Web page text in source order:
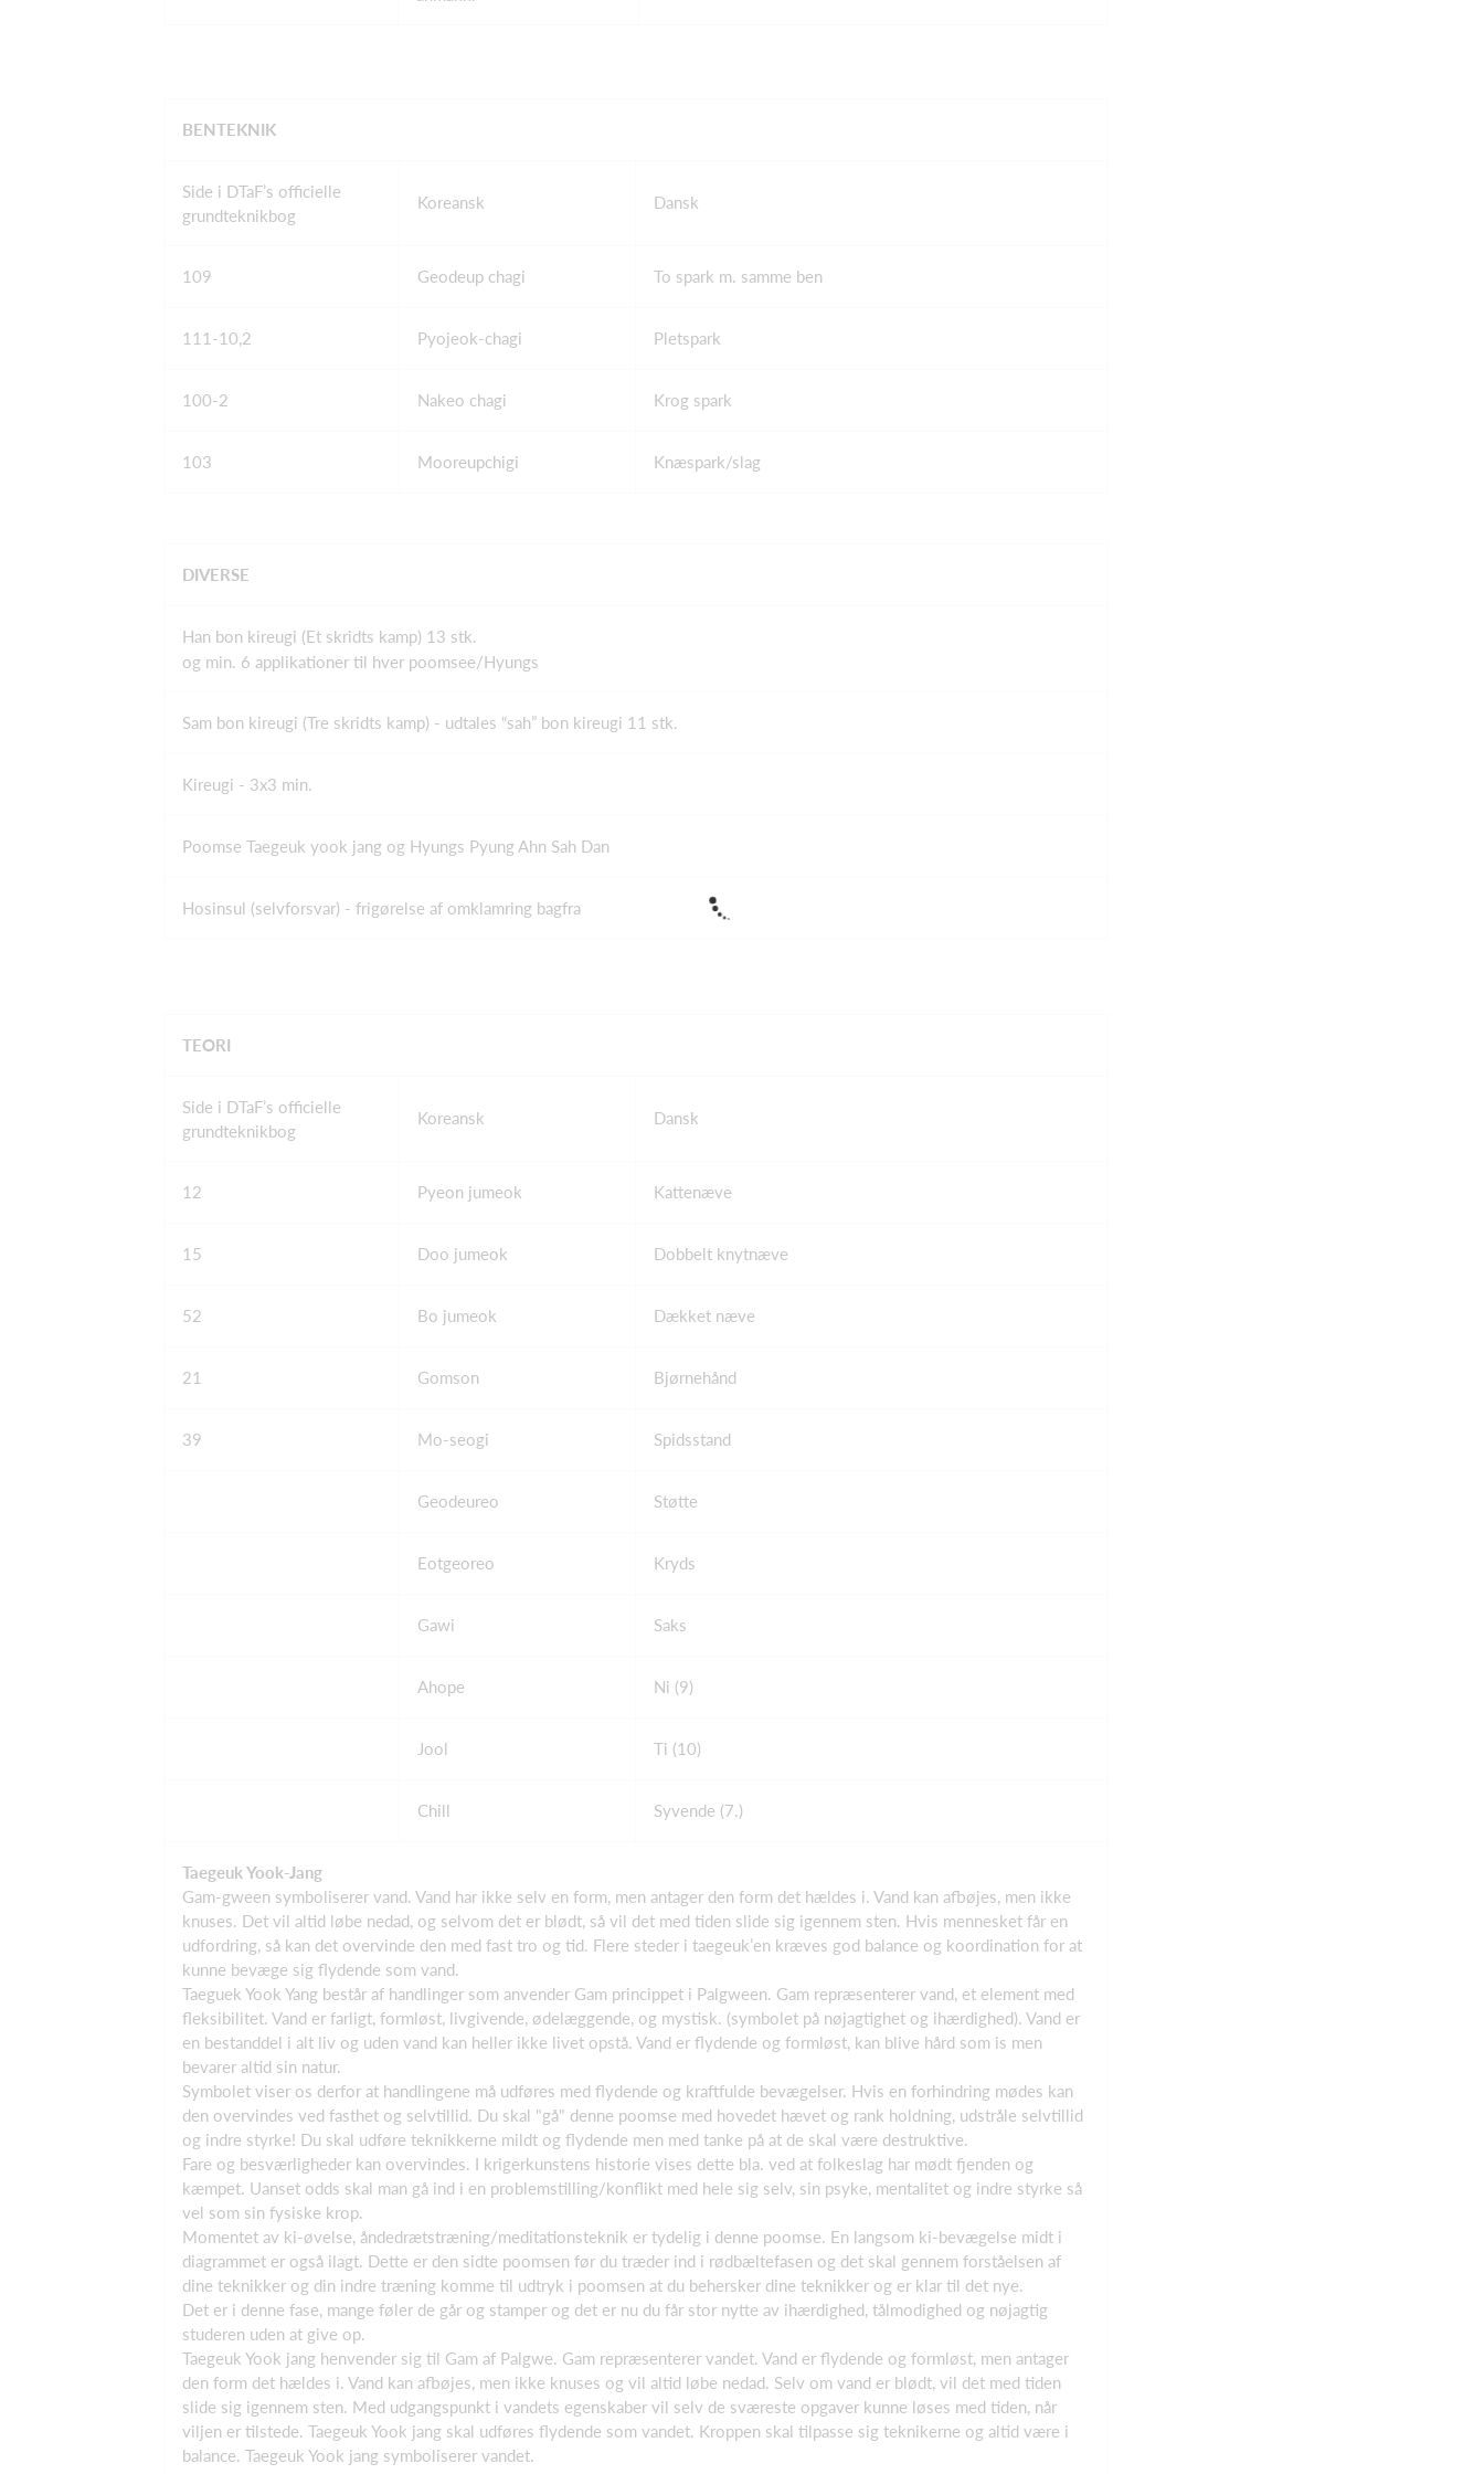
BENTEKNIK
Side i DTaF’s officielle
grundteknikbog
Koreansk Dansk
109 Geodeup chagi To spark m. samme ben
111-10,2 Pyojeok-chagi Pletspark
100-2 Nakeo chagi Krog spark
103 Mooreupchigi Knæspark/slag
DIVERSE
Han bon kireugi (Et skridts kamp) 13 stk.
og min. 6 applikationer til hver poomsee/Hyungs
Sam bon kireugi (Tre skridts kamp) - udtales “sah” bon kireugi 11 stk.
Kireugi - 3x3 min.
Poomse Taegeuk yook jang og Hyungs Pyung Ahn Sah Dan
Hosinsul (selvforsvar) - frigørelse af omklamring bagfra
TEORI
Side i DTaF’s officielle
grundteknikbog
Koreansk Dansk
12 Pyeon jumeok Kattenæve
15 Doo jumeok Dobbelt knytnæve
52 Bo jumeok Dækket næve
21 Gomson Bjørnehånd
39 Mo-seogi Spidsstand
Geodeureo Støtte
Eotgeoreo Kryds
Gawi Saks
Ahope Ni (9)
Jool Ti (10)
Chill Syvende (7.)
Taegeuk Yook-Jang
Gam-gween symboliserer vand. Vand har ikke selv en form, men antager den form det hældes i. Vand kan afbøjes, men ikke
knuses. Det vil altid løbe nedad, og selvom det er blødt, så vil det med tiden slide sig igennem sten. Hvis mennesket får en
udfordring, så kan det overvinde den med fast tro og tid. Flere steder i taegeuk’en kræves god balance og koordination for at
kunne bevæge sig flydende som vand.
Taeguek Yook Yang består af handlinger som anvender Gam princippet i Palgween. Gam repræsenterer vand, et element med
fleksibilitet. Vand er farligt, formløst, livgivende, ødelæggende, og mystisk. (symbolet på nøjagtighet og ihærdighed). Vand er
en bestanddel i alt liv og uden vand kan heller ikke livet opstå. Vand er flydende og formløst, kan blive hård som is men
bevarer altid sin natur.
Symbolet viser os derfor at handlingene må udføres med flydende og kraftfulde bevægelser. Hvis en forhindring mødes kan
den overvindes ved fasthet og selvtillid. Du skal "gå" denne poomse med hovedet hævet og rank holdning, udstråle selvtillid
og indre styrke! Du skal udføre teknikkerne mildt og flydende men med tanke på at de skal være destruktive.
Fare og besværligheder kan overvindes. I krigerkunstens historie vises dette bla. ved at folkeslag har mødt fjenden og
kæmpet. Uanset odds skal man gå ind i en problemstilling/konflikt med hele sig selv, sin psyke, mentalitet og indre styrke så
vel som sin fysiske krop.
Momentet av ki-øvelse, åndedrætstræning/meditationsteknik er tydelig i denne poomse. En langsom ki-bevægelse midt i
diagrammet er også ilagt. Dette er den sidte poomsen før du træder ind i rødbæltefasen og det skal gennem forståelsen af
dine teknikker og din indre træning komme til udtryk i poomsen at du behersker dine teknikker og er klar til det nye.
Det er i denne fase, mange føler de går og stamper og det er nu du får stor nytte av ihærdighed, tålmodighed og nøjagtig
studeren uden at give op.
Taegeuk Yook jang henvender sig til Gam af Palgwe. Gam repræsenterer vandet. Vand er flydende og formløst, men antager
den form det hældes i. Vand kan afbøjes, men ikke knuses og vil altid løbe nedad. Selv om vand er blødt, vil det med tiden
slide sig igennem sten. Med udgangspunkt i vandets egenskaber vil selv de sværeste opgaver kunne løses med tiden, når
viljen er tilstede. Taegeuk Yook jang skal udføres flydende som vandet. Kroppen skal tilpasse sig teknikerne og altid være i
balance. Taegeuk Yook jang symboliserer vandet.